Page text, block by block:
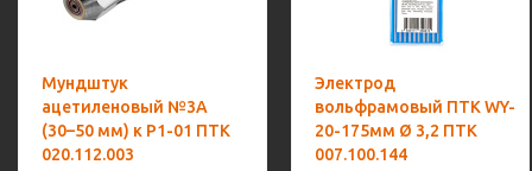
Мундштук
ацетиленовый №3А
(30–50 мм) к Р1-01 ПТК
020.112.003
Электрод
вольфрамовый ПТК WY-
20-175мм Ø 3,2 ПТК
007.100.144